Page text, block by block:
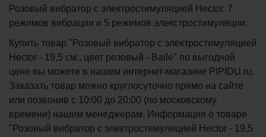
Розовый вибратор с электростимуляцией Hector. 7
режимов вибрации и 5 режимов элекстростимуляции.
Купить товар "Розовый вибратор с электростимуляцией
Hector - 19,5 см., цвет розовый - Baile" по выгодной
цене вы можете в нашем интернет-магазине PIPIDU.ru.
Заказать товар можно круглосуточно прямо на сайте
или позвонив с 10:00 до 20:00 (по московскому
времени) нашим менеджерам. Информация о товаре
"Розовый вибратор с электростимуляцией Hector - 19,5